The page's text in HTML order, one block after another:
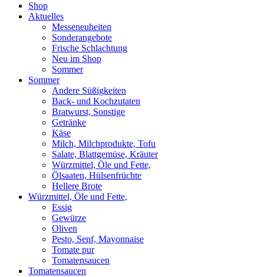
Shop
Aktuelles
Messeneuheiten
Sonderangebote
Frische Schlachtung
Neu im Shop
Sommer
Sommer
Andere Süßigkeiten
Back- und Kochzutaten
Bratwurst, Sonstige
Getränke
Käse
Milch, Milchprodukte, Tofu
Salate, Blattgemüse, Kräuter
Würzmittel, Öle und Fette,
Ölsaaten, Hülsenfrüchte
Hellere Brote
Würzmittel, Öle und Fette,
Essig
Gewürze
Oliven
Pesto, Senf, Mayonnaise
Tomate pur
Tomatensaucen
Tomatensaucen